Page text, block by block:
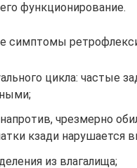
функционирование.
симптомы
цикла: частые
чрезмерно
кзади нарушается
из влагалища;